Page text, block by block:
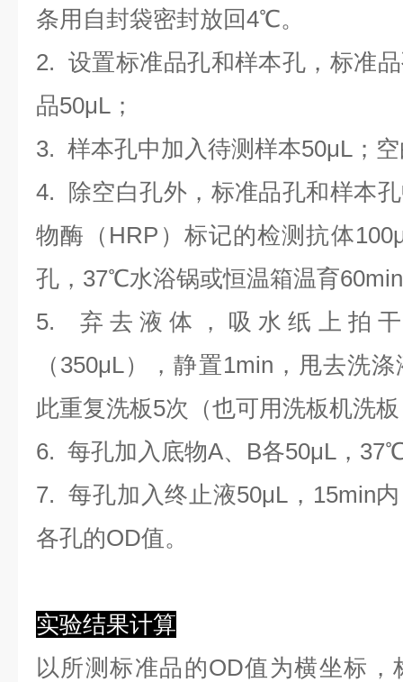
条用自封袋密封放回4℃。
2. 设置标准品孔和样本孔，标准
品50μL；
3. 样本孔中加 入待测样本50μL；
4.
除空白孔外，标准品孔和样本
物酶（HRP）标记的检测抗体
孔，37℃水浴锅或恒温箱温育
5. 弃去液体，吸水纸上拍
（350μL）
，静置1min，甩去洗
此重复洗板5次（也可用洗板机洗
6. 每孔加入底物A、B各50μL，
7. 每孔加入终止液50μL，15min
各孔的OD值。
实验结果计算
以所测标准品的OD值为横坐标，